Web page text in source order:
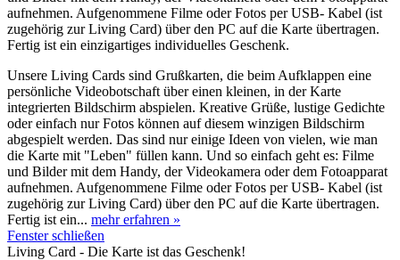
aufnehmen. Aufgenommene Filme oder Fotos per USB- Kabel (ist
zugehörig zur Living Card) über den PC auf die Karte übertragen.
Fertig ist ein einzigartiges individuelles Geschenk.
Unsere Living Cards sind Grußkarten, die beim Aufklappen eine
persönliche Videobotschaft über einen kleinen, in der Karte
integrierten Bildschirm abspielen. Kreative Grüße, lustige Gedichte
oder einfach nur Fotos können auf diesem winzigen Bildschirm
abgespielt werden. Das sind nur einige Ideen von vielen, wie man
die Karte mit "Leben" füllen kann. Und so einfach geht es: Filme
und Bilder mit dem Handy, der Videokamera oder dem Fotoapparat
aufnehmen. Aufgenommene Filme oder Fotos per USB- Kabel (ist
zugehörig zur Living Card) über den PC auf die Karte übertragen.
Fertig ist ein... mehr erfahren »
Fenster schließen
Living Card - Die Karte ist das Geschenk!